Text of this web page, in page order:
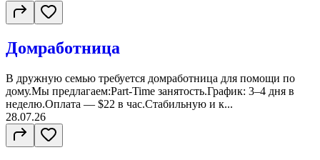
Домработница
В дружную семью требуется домработница для помощи по
дому.Мы предлагаем:Part-Time занятость.График: 3–4 дня в
неделю.Оплата — $22 в час.Стабильную и к...
28.07.26